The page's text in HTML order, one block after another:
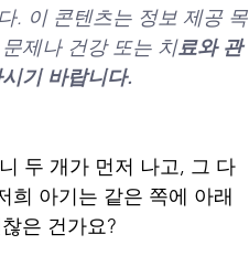
. 이 콘텐츠는 정보 제공 목
제나 건강 또는 치료와 관
기 바랍니다.
두 개가 먼저 나고, 그 다
희 아기는 같은 쪽에 아래
은 건가요?